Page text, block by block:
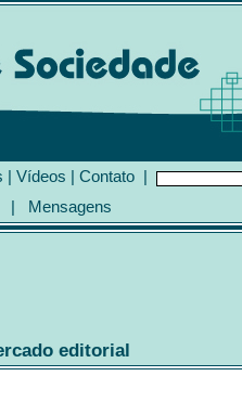
| Vídeos | Contato |
| Mensagens
editorial